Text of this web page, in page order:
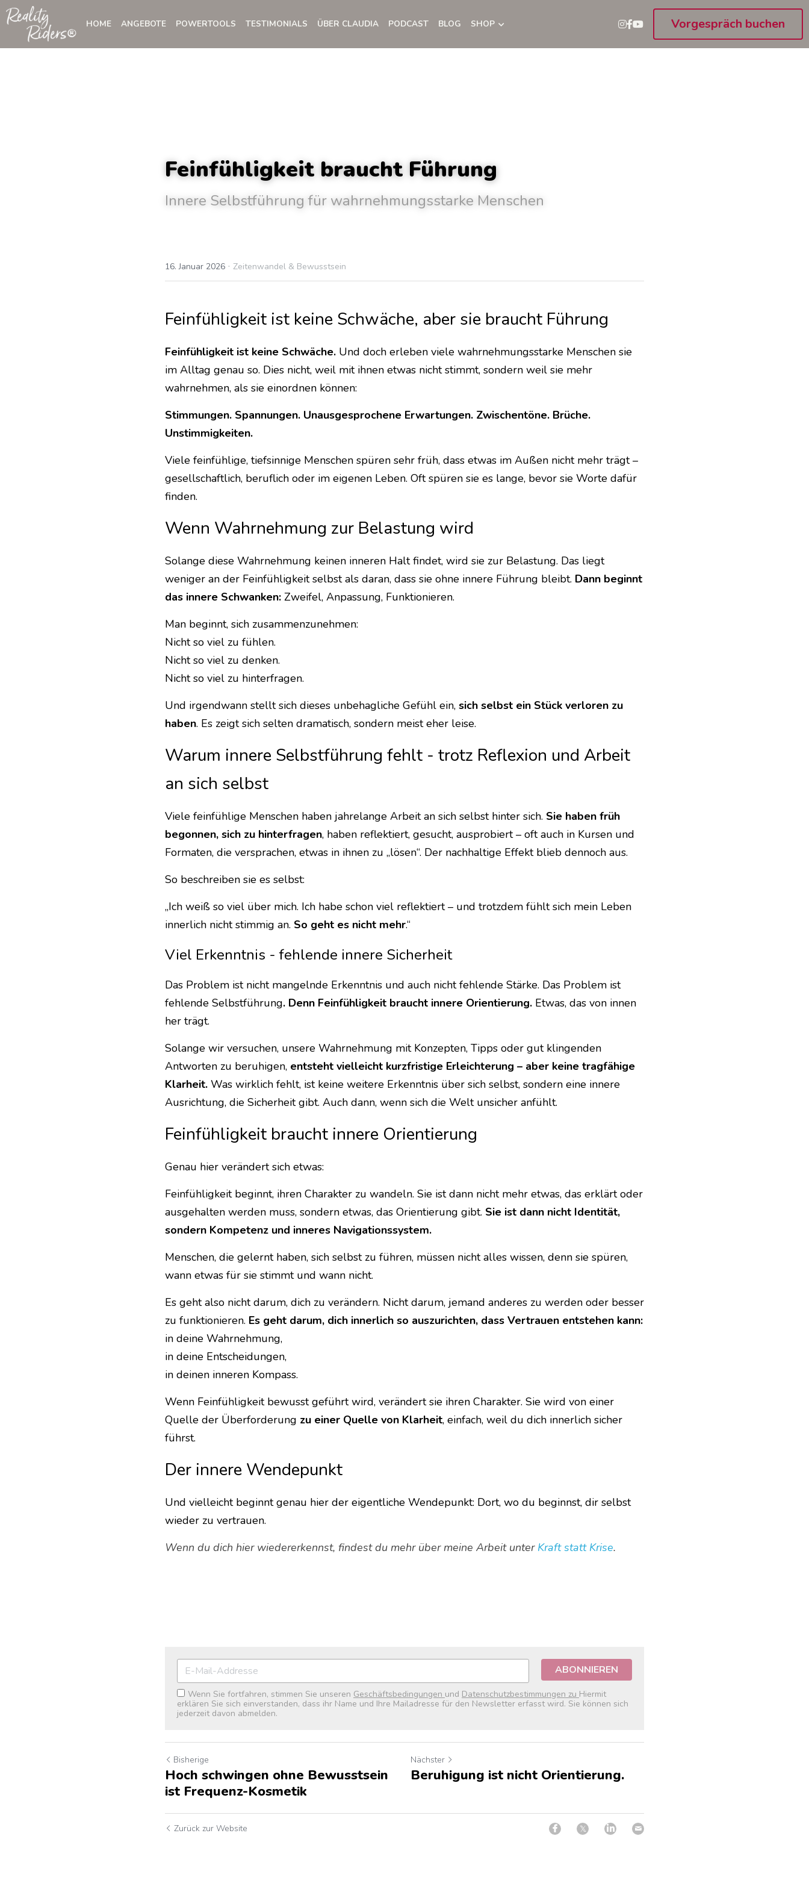
HOME ANGEBOTE POWERTOOLS TESTIMONIALS ÜBER CLAUDIA PODCAST BLOG SHOP Vorgespräch buchen
Feinfühligkeit braucht Führung
Innere Selbstführung für wahrnehmungsstarke Menschen
16. Januar 2026 · Zeitenwandel & Bewusstsein
Feinfühligkeit ist keine Schwäche, aber sie braucht Führung
Feinfühligkeit ist keine Schwäche. Und doch erleben viele wahrnehmungsstarke Menschen sie
im Alltag genau so. Dies nicht, weil mit ihnen etwas nicht stimmt, sondern weil sie mehr
wahrnehmen, als sie einordnen können:
Stimmungen. Spannungen. Unausgesprochene Erwartungen. Zwischentöne. Brüche.
Unstimmigkeiten.
Viele feinfühlige, tiefsinnige Menschen spüren sehr früh, dass etwas im Außen nicht mehr trägt –
gesellschaftlich, beruflich oder im eigenen Leben. Oft spüren sie es lange, bevor sie Worte dafür
finden.
Wenn Wahrnehmung zur Belastung wird
Solange diese Wahrnehmung keinen inneren Halt findet, wird sie zur Belastung. Das liegt
weniger an der Feinfühligkeit selbst als daran, dass sie ohne innere Führung bleibt. Dann beginnt
das innere Schwanken: Zweifel, Anpassung, Funktionieren.
Man beginnt, sich zusammenzunehmen:
Nicht so viel zu fühlen.
Nicht so viel zu denken.
Nicht so viel zu hinterfragen.
Und irgendwann stellt sich dieses unbehagliche Gefühl ein, sich selbst ein Stück verloren zu
haben. Es zeigt sich selten dramatisch, sondern meist eher leise.
Warum innere Selbstführung fehlt - trotz Reflexion und Arbeit
an sich selbst
Viele feinfühlige Menschen haben jahrelange Arbeit an sich selbst hinter sich. Sie haben früh
begonnen, sich zu hinterfragen, haben reflektiert, gesucht, ausprobiert – oft auch in Kursen und
Formaten, die versprachen, etwas in ihnen zu „lösen“. Der nachhaltige Effekt blieb dennoch aus.
So beschreiben sie es selbst:
„Ich weiß so viel über mich. Ich habe schon viel reflektiert – und trotzdem fühlt sich mein Leben
innerlich nicht stimmig an. So geht es nicht mehr.“
Viel Erkenntnis - fehlende innere Sicherheit
Das Problem ist nicht mangelnde Erkenntnis und auch nicht fehlende Stärke. Das Problem ist
fehlende Selbstführung. Denn Feinfühligkeit braucht innere Orientierung. Etwas, das von innen
her trägt.
Solange wir versuchen, unsere Wahrnehmung mit Konzepten, Tipps oder gut klingenden
Antworten zu beruhigen, entsteht vielleicht kurzfristige Erleichterung – aber keine tragfähige
Klarheit. Was wirklich fehlt, ist keine weitere Erkenntnis über sich selbst, sondern eine innere
Ausrichtung, die Sicherheit gibt. Auch dann, wenn sich die Welt unsicher anfühlt.
Feinfühligkeit braucht innere Orientierung
Genau hier verändert sich etwas:
Feinfühligkeit beginnt, ihren Charakter zu wandeln. Sie ist dann nicht mehr etwas, das erklärt oder
ausgehalten werden muss, sondern etwas, das Orientierung gibt. Sie ist dann nicht Identität,
sondern Kompetenz und inneres Navigationssystem.
Menschen, die gelernt haben, sich selbst zu führen, müssen nicht alles wissen, denn sie spüren,
wann etwas für sie stimmt und wann nicht.
Es geht also nicht darum, dich zu verändern. Nicht darum, jemand anderes zu werden oder besser
zu funktionieren. Es geht darum, dich innerlich so auszurichten, dass Vertrauen entstehen kann:
in deine Wahrnehmung,
in deine Entscheidungen,
in deinen inneren Kompass.
Wenn Feinfühligkeit bewusst geführt wird, verändert sie ihren Charakter. Sie wird von einer
Quelle der Überforderung zu einer Quelle von Klarheit, einfach, weil du dich innerlich sicher
führst.
Der innere Wendepunkt
Und vielleicht beginnt genau hier der eigentliche Wendepunkt: Dort, wo du beginnst, dir selbst
wieder zu vertrauen.
Wenn du dich hier wiedererkennst, findest du mehr über meine Arbeit unter Kraft statt Krise.
ABONNIEREN
Wenn Sie fortfahren, stimmen Sie unseren Geschäftsbedingungen und Datenschutzbestimmungen zu Hiermit
erklären Sie sich einverstanden, dass ihr Name und Ihre Mailadresse für den Newsletter erfasst wird. Sie können sich
jederzeit davon abmelden.
Bisherige
Hoch schwingen ohne Bewusstsein
ist Frequenz-Kosmetik
Nächster
Beruhigung ist nicht Orientierung.
Zurück zur Website